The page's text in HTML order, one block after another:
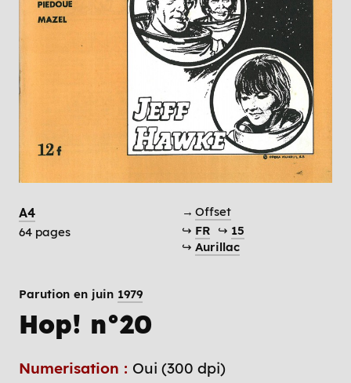
A4
64 pages
→ Offset
↪ FR ↪ 15
↪ Aurillac
Parution en juin 1979
Hop! n°20
Numerisation : Oui (300 dpi)